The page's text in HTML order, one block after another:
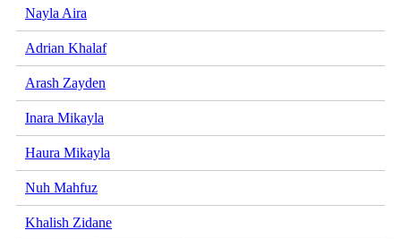
Nayla Aira
Adrian Khalaf
Arash Zayden
Inara Mikayla
Haura Mikayla
Nuh Mahfuz
Khalish Zidane